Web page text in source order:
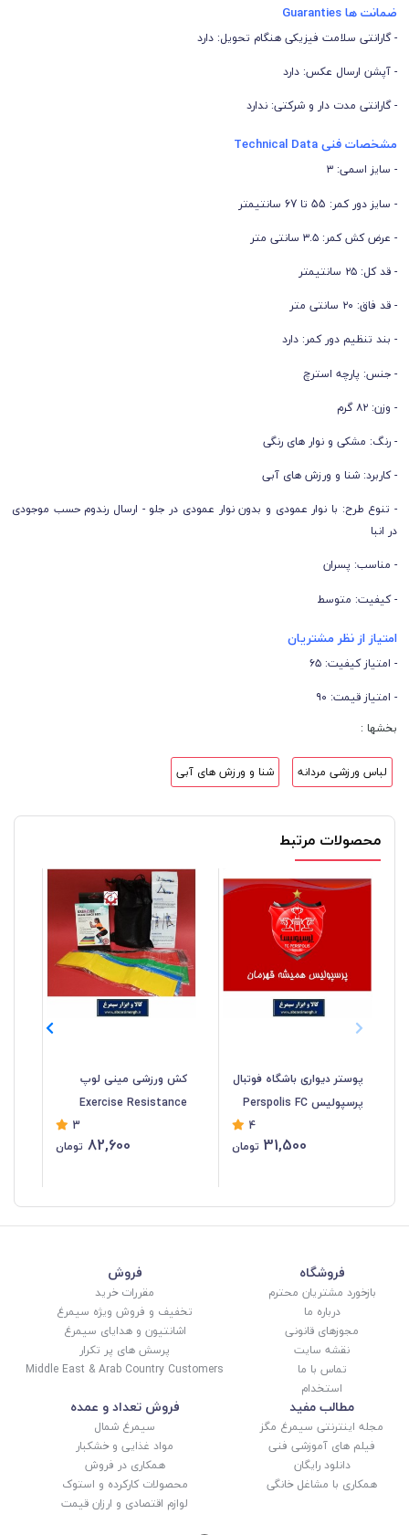
ضمانت ها Guaranties
- گارانتی سلامت فیزیکی هنگام تحویل: دارد
- آپشن ارسال عکس: دارد
- گارانتی مدت دار و شرکتی: ندارد
مشخصات فنی Technical Data
- سایز اسمی: ۳
- سایز دور کمر: 55 تا 67 سانتیمتر
- عرض کش کمر: ۳.۵ سانتی متر
- قد کل: ۲۵ سانتیمتر
- قد فاق: ۲۰ سانتی متر
- بند تنظیم دور کمر: دارد
- جنس: پارچه استرچ
- وزن: ۸۲ گرم
- رنگ: مشکی و نوار های رنگی
- کاربرد: شنا و ورزش های آبی
- تنوع طرح: با نوار عمودی و بدون نوار عمودی در جلو - ارسال رندوم حسب موجودی
در انبا
- مناسب: پسران
- کیفیت: متوسط
امتیاز از نظر مشتریان
- امتیاز کیفیت: ۶۵
- امتیاز قیمت: ۹۰
بخشها :
لباس ورزشی مردانه شنا و ورزش های آبی
محصولات مرتبط
پوستر دیواری باشگاه فوتبال
پرسپولیس Perspolis FC
کاغذ گلاسه طرح همیشه
4
31,500 تومان
کش ورزشی مینی لوپ
Exercise Resistance
Belt در 5 رنگ و کشش
متنوع با کیف و جعبه VKB-
3
82,600 تومان
فروشگاه
بازخورد مشتریان محترم
درباره ما
مجوزهای قانونی
نقشه سایت
تماس با ما
استخدام
فروش
مقررات خرید
تخفیف و فروش ویژه سیمرغ
اشانتیون و هدایای سیمرغ
پرسش های پر تکرار
Middle East & Arab Country Customers
مطالب مفید
مجله اینترنتی سیمرغ مگز
فیلم های آموزشی فنی
دانلود رایگان
همکاری با مشاغل خانگی
فروش تعداد و عمده
سیمرغ شمال
مواد غذایی و خشکبار
همکاری در فروش
محصولات کارکرده و استوک
لوازم اقتصادی و ارزان قیمت